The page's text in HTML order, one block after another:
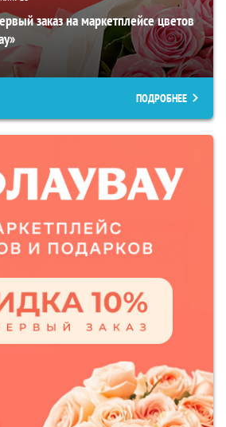
заказ на маркетплейсе цветов
ПОДРОБНЕЕ